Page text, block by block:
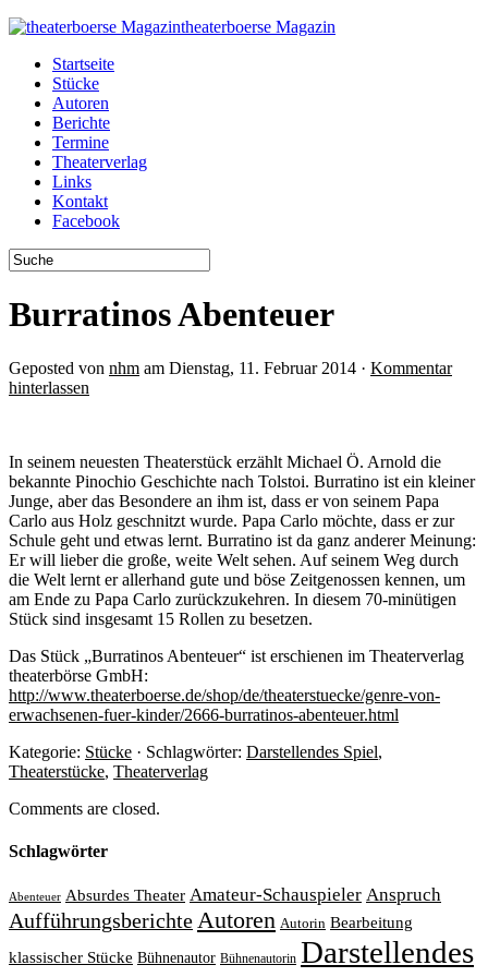
theaterboerse Magazin
Startseite
Stücke
Autoren
Berichte
Termine
Theaterverlag
Links
Kontakt
Facebook
Burratinos Abenteuer
Geposted von nhm am Dienstag, 11. Februar 2014 · Kommentar
hinterlassen
In seinem neuesten Theaterstück erzählt Michael Ö. Arnold die
bekannte Pinochio Geschichte nach Tolstoi. Burratino ist ein kleiner
Junge, aber das Besondere an ihm ist, dass er von seinem Papa
Carlo aus Holz geschnitzt wurde. Papa Carlo möchte, dass er zur
Schule geht und etwas lernt. Burratino ist da ganz anderer Meinung:
Er will lieber die große, weite Welt sehen. Auf seinem Weg durch
die Welt lernt er allerhand gute und böse Zeitgenossen kennen, um
am Ende zu Papa Carlo zurückzukehren. In diesem 70-minütigen
Stück sind insgesamt 15 Rollen zu besetzen.
Das Stück „Burratinos Abenteuer“ ist erschienen im Theaterverlag
theaterbörse GmbH:
http://www.theaterboerse.de/shop/de/theaterstuecke/genre-von-
erwachsenen-fuer-kinder/2666-burratinos-abenteuer.html
Kategorie: Stücke · Schlagwörter: Darstellendes Spiel,
Theaterstücke, Theaterverlag
Comments are closed.
Schlagwörter
Abenteuer Absurdes Theater Amateur-Schauspieler Anspruch
AufführungsberichteAutoren Autorin Bearbeitung
klassischer Stücke Bühnenautor Bühnenautorin Darstellendes